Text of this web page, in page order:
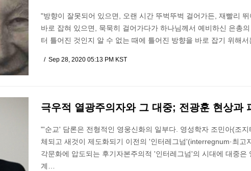
"방향이 잘못되어 있으면, 오랜 시간 뚜벅뚜벅 걸어가든, 재빨리
바로 잡혀 있으면, 묵묵히 걸어가다가 하나님께서 예비하신 은총
터 틀어진 것인지 알 수 없는 때에 틀어진 방향을 바로 잡기 위해
Sep 28, 2020 05:13 PM KST
극우적 열광주의자와 그 대중; 전광훈 현상과
"'순교' 담론은 전형적인 영웅신화의 일부다. 영성학자 조민아(조
체되고 새것이 제도화되기 이전의 '인터레그넘'(interregnum·최고
각문화에 압도되는 후기자본주의적 '인터레그넘'의 시대에 대중은
계…